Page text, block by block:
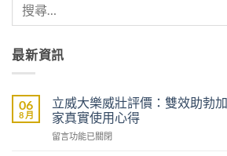
最新資訊
06
8 月
立威大樂威壯評價：雙效助勃
家真實使用心得
在
留言功能已關閉